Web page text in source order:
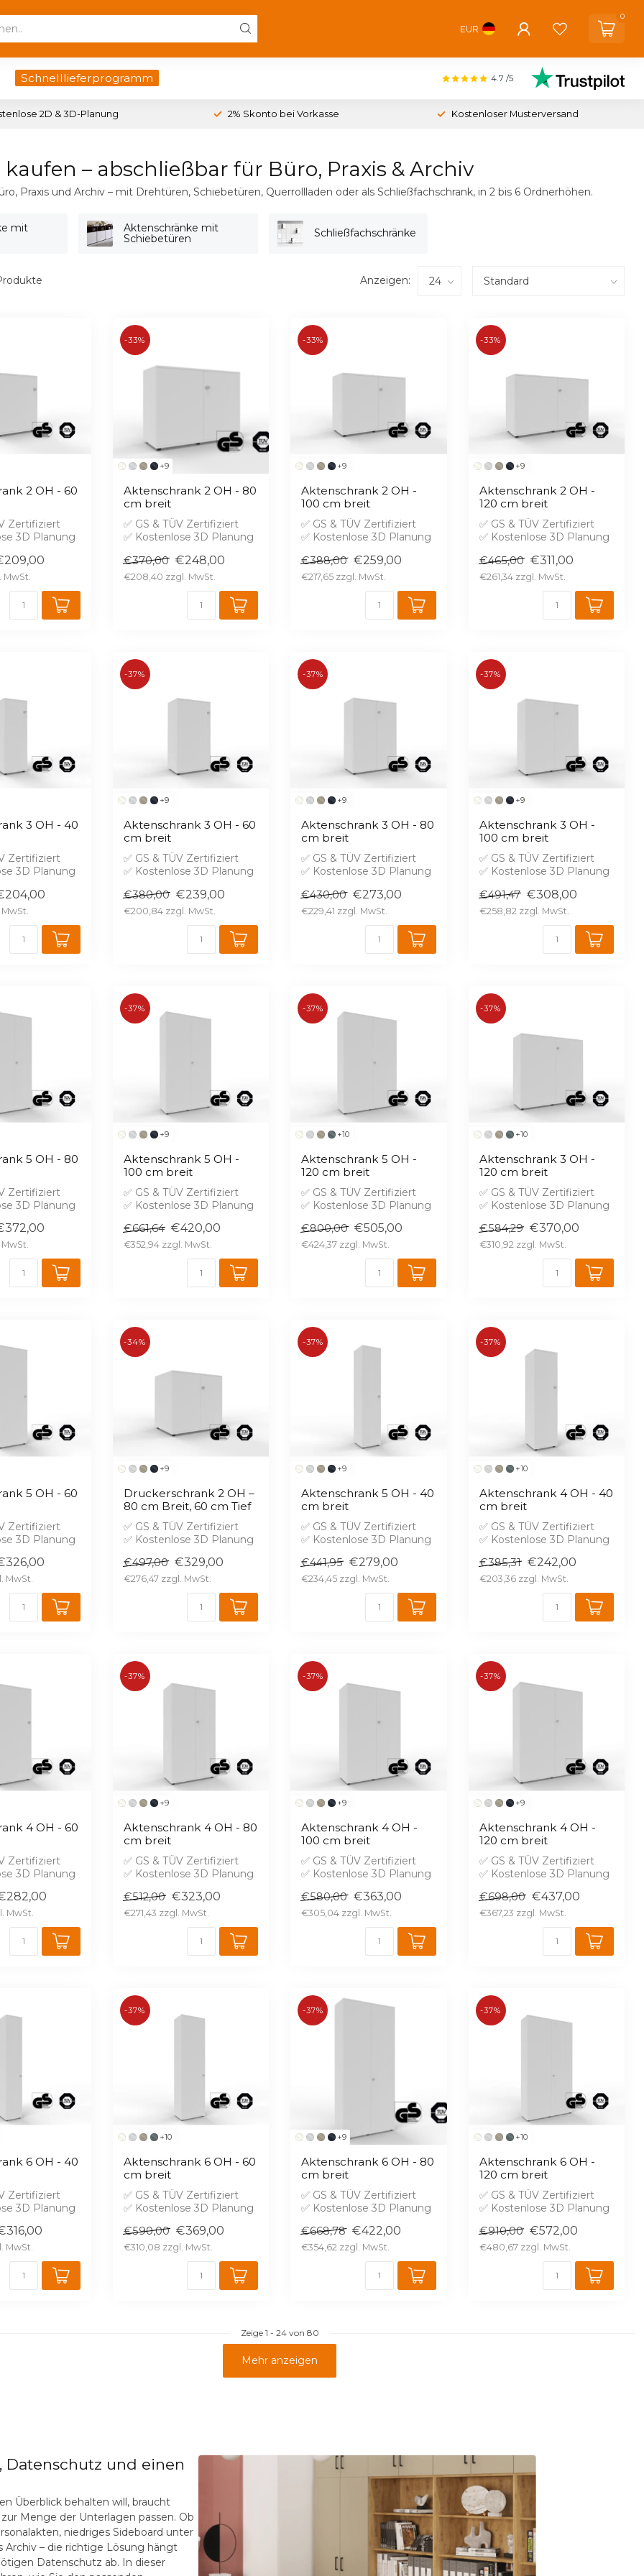
EUR
0
Schnelllieferprogramm 4.7 /5
2D & 3D-Planung 2% Skonto bei Vorkasse Kostenloser Musterversand
– abschließbar für Büro, Praxis & Archiv
Praxis und Archiv – mit Drehtüren, Schiebetüren, Querrollladen oder als Schließfachschrank, in 2 bis 6 Ordnerhöhen.
mit
Aktenschränke mit
Schiebetüren
Schließfachschränke
Anzeigen:
2 OH - 60
Zertifiziert
3D Planung
+9
-33%
Aktenschrank 2 OH - 80
cm breit
✅ GS & TÜV Zertifiziert
✅ Kostenlose 3D Planung
Aufprei...
€370,00 €248,00
€208,40
+9
-33%
Aktenschrank 2 OH -
100 cm breit
✅ GS & TÜV Zertifiziert
✅ Kostenlose 3D Planung
Aufprei...
€388,00 €259,00
€217,65
+9
-33%
Aktenschrank 2 OH -
120 cm breit
✅ GS & TÜV Zertifiziert
✅ Kostenlose 3D Planung
Aufprei...
€465,00 €311,00
€261,34
3 OH - 40
Zertifiziert
3D Planung
+9
-37%
Aktenschrank 3 OH - 60
cm breit
✅ GS & TÜV Zertifiziert
✅ Kostenlose 3D Planung
Aufprei...
€380,00 €239,00
€200,84
+9
-37%
Aktenschrank 3 OH - 80
cm breit
✅ GS & TÜV Zertifiziert
✅ Kostenlose 3D Planung
Aufprei...
€430,00 €273,00
€229,41
+9
-37%
Aktenschrank 3 OH -
100 cm breit
✅ GS & TÜV Zertifiziert
✅ Kostenlose 3D Planung
Aufprei...
€491,47 €308,00
€258,82
5 OH - 80
Zertifiziert
3D Planung
+9
-37%
Aktenschrank 5 OH -
100 cm breit
✅ GS & TÜV Zertifiziert
✅ Kostenlose 3D Planung
Aufprei...
€661,64 €420,00
€352,94
+10
-37%
Aktenschrank 5 OH -
120 cm breit
✅ GS & TÜV Zertifiziert
✅ Kostenlose 3D Planung
Aufprei...
€800,00 €505,00
€424,37
+10
-37%
Aktenschrank 3 OH -
120 cm breit
✅ GS & TÜV Zertifiziert
✅ Kostenlose 3D Planung
Aufprei...
€584,29 €370,00
€310,92
5 OH - 60
Zertifiziert
3D Planung
+9
-34%
Druckerschrank 2 OH –
80 cm Breit, 60 cm Tief
✅ GS & TÜV Zertifiziert
✅ Kostenlose 3D Planung
Aufprei...
€497,00 €329,00
€276,47
+9
-37%
Aktenschrank 5 OH - 40
cm breit
✅ GS & TÜV Zertifiziert
✅ Kostenlose 3D Planung
Aufprei...
€441,95 €279,00
€234,45
+10
-37%
Aktenschrank 4 OH - 40
cm breit
✅ GS & TÜV Zertifiziert
✅ Kostenlose 3D Planung
Aufprei...
€385,31 €242,00
€203,36
4 OH - 60
Zertifiziert
3D Planung
+9
-37%
Aktenschrank 4 OH - 80
cm breit
✅ GS & TÜV Zertifiziert
✅ Kostenlose 3D Planung
Aufprei...
€512,00 €323,00
€271,43
+9
-37%
Aktenschrank 4 OH -
100 cm breit
✅ GS & TÜV Zertifiziert
✅ Kostenlose 3D Planung
Aufprei...
€580,00 €363,00
€305,04
+9
-37%
Aktenschrank 4 OH -
120 cm breit
✅ GS & TÜV Zertifiziert
✅ Kostenlose 3D Planung
Aufprei...
€698,00 €437,00
€367,23
6 OH - 40
Zertifiziert
3D Planung
+10
-37%
Aktenschrank 6 OH - 60
cm breit
✅ GS & TÜV Zertifiziert
✅ Kostenlose 3D Planung
Aufprei...
€590,00 €369,00
€310,08
+9
-37%
Aktenschrank 6 OH - 80
cm breit
✅ GS & TÜV Zertifiziert
✅ Kostenlose 3D Planung
Aufprei...
€668,78 €422,00
€354,62
+10
-37%
Aktenschrank 6 OH -
120 cm breit
✅ GS & TÜV Zertifiziert
✅ Kostenlose 3D Planung
Aufprei...
€910,00 €572,00
€480,67
Zeige 1 - 24von 80
Mehr anzeigen
und einen
Überblick behalten will, braucht
Menge der Unterlagen passen. Ob
niedriges Sideboard unter
Archiv – die richtige Lösung hängt
Datenschutz ab. In dieser